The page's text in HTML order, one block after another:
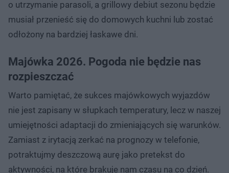
o utrzymanie parasoli, a grillowy debiut sezonu będzie
musiał przenieść się do domowych kuchni lub zostać
odłożony na bardziej łaskawe dni.
Majówka 2026. Pogoda nie będzie nas
rozpieszczać
Warto pamiętać, że sukces majówkowych wyjazdów
nie jest zapisany w słupkach temperatury, lecz w naszej
umiejętności adaptacji do zmieniających się warunków.
Zamiast z irytacją zerkać na prognozy w telefonie,
potraktujmy deszczową aurę jako pretekst do
aktywności, na które brakuje nam czasu na co dzień.